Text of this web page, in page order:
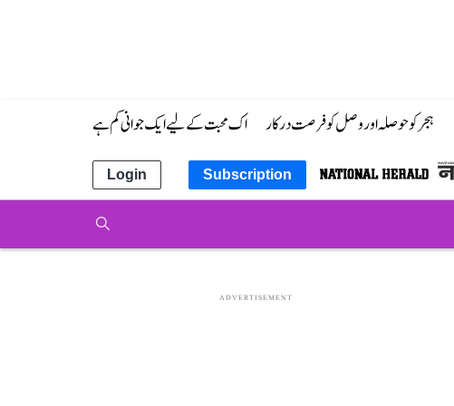
ہجر کو حوصلہ اور وصل کو فرصت درکار اک محبت کے لیے ایک جوانی کم ہے
Subscription
Login
ADVERTISEMENT